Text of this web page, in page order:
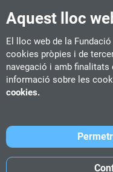
Aquest lloc
El lloc web de la
cookies pròpies i de
navegació i amb
informació sobre les
cookies.
CITM
C/ de la